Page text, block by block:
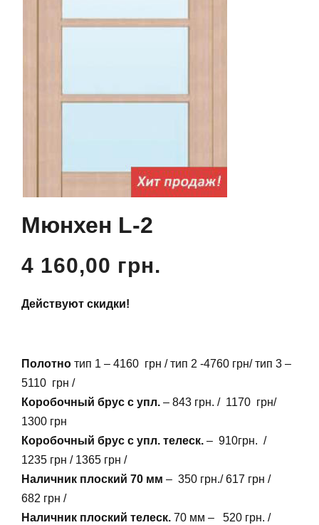
Мюнхен L-2
4 160,00 грн.
Действуют скидки!
Полотно тип 1 – 4160 грн / тип 2 -4760 грн/ тип 3 –
5110 грн /
Коробочный брус с упл. – 843 грн. / 1170 грн/
1300 грн
Коробочный брус с упл. телеск. – 910грн. /
1235 грн / 1365 грн /
Наличник плоский 70 мм – 350 грн./ 617 грн /
682 грн /
Наличник плоский телеск. 70 мм – 520 грн. /